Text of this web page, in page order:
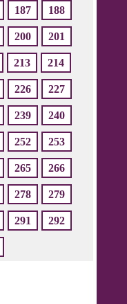
187 188
200 201
213 214
226 227
239 240
252 253
265 266
278 279
291 292